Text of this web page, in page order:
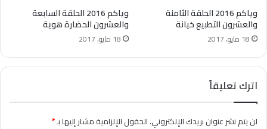
وياكم 2016 الحلقة الثامنة
والعشرون التطبيع خيانة
18 مايو، 2017
وياكم 2016 الحلقة السابعة
والعشرون الحضارة هوية
18 مايو، 2017
اترك تعليقاً
لن يتم نشر عنوان بريدك الإلكتروني.الحقول الإلزامية مشار إليها بـ*